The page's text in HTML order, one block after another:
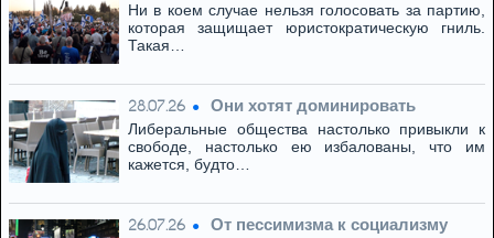
Ни в коем случае нельзя голосовать за партию,
которая защищает юристократическую гниль.
Такая…
28.07.26 Они хотят доминировать
Либеральные общества настолько привыкли к
свободе, настолько ею избалованы, что им
кажется, будто…
26.07.26 От пессимизма к социализму